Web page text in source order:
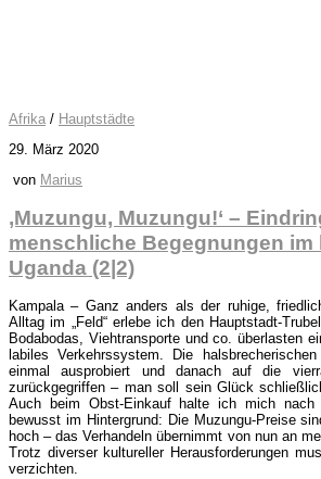
Afrika / Hauptstädte
29. März 2020
von Marius
‚Muzungu, Muzungu!‘ –
menschliche Begegnungen im
Uganda (2|2)
Kampala – Ganz anders als der ruhige,
Alltag im „Feld“ erlebe ich den Hauptstadt-
Bodabodas, Viehtransporte und co. überlasten
labiles Verkehrssystem. Die
einmal ausprobiert und danach auf die
zurückgegriffen – man soll sein Glück
Auch beim Obst-Einkauf halte ich mich nach
bewusst im Hintergrund: Die Muzungu-Preise
hoch – das Verhandeln übernimmt von nun an
Trotz diverser kultureller Herausforderungen
verzichten.